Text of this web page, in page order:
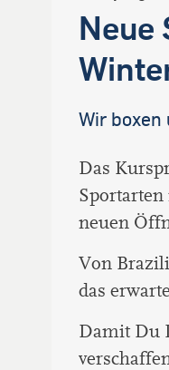
Neue
Wir boxen
Das
Sportarten
neuen
Von
das
Damit Du